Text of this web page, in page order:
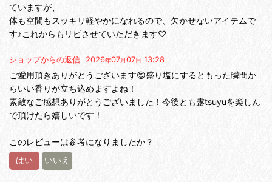
ていますが、
体も空間もスッキリ軽やかになれるので、欠かせないアイテムで
す♪これからもリピさせていただきます♡
ショップからの返信 2026年07月07日 13:28
ご愛用頂きありがとうございます😊盛り塩にするともった瞬間か
らいい香りが立ち込めますよね！
素敵なご感想ありがとうございました！今後とも露tsuyuを楽しん
で頂けたら嬉しいです！
このレビューは参考になりましたか？
はい いいえ